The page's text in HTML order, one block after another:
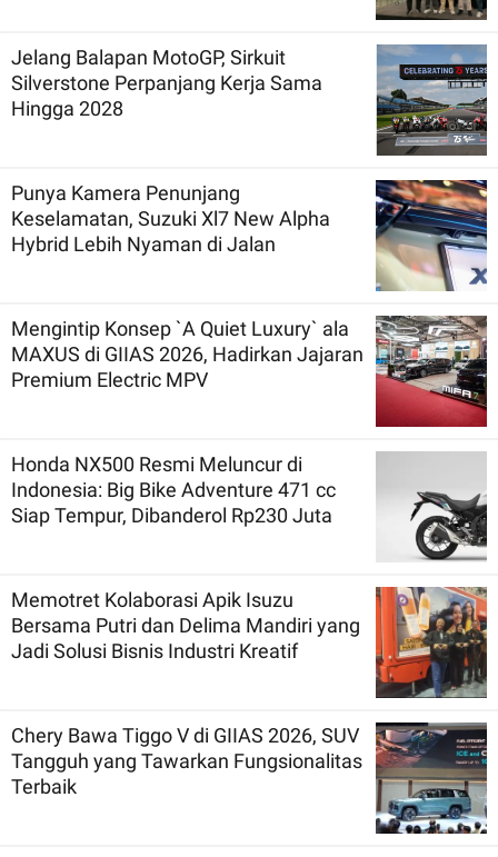
Jelang Balapan MotoGP, Sirkuit
Silverstone Perpanjang Kerja Sama
Hingga 2028
Punya Kamera Penunjang
Keselamatan, Suzuki Xl7 New Alpha
Hybrid Lebih Nyaman di Jalan
Mengintip Konsep `A Quiet Luxury` ala
MAXUS di GIIAS 2026, Hadirkan Jajaran
Premium Electric MPV
Honda NX500 Resmi Meluncur di
Indonesia: Big Bike Adventure 471 cc
Siap Tempur, Dibanderol Rp230 Juta
Memotret Kolaborasi Apik Isuzu
Bersama Putri dan Delima Mandiri yang
Jadi Solusi Bisnis Industri Kreatif
Chery Bawa Tiggo V di GIIAS 2026, SUV
Tangguh yang Tawarkan Fungsionalitas
Terbaik